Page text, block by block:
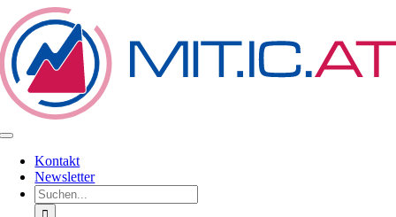
Zum
Inhalt
springen
Toggle
NavigationKontakt
Newsletter
Suche
nach: